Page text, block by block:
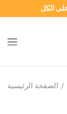
إلى
الصفحة الرئيسية